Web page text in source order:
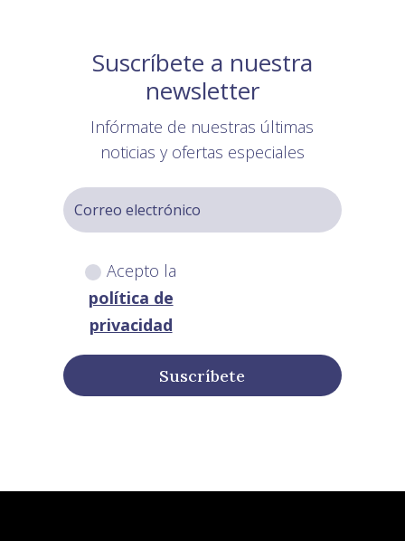
Suscríbete a nuestra
newsletter
Infórmate de nuestras últimas
noticias y ofertas especiales
Acepto la
política de
privacidad
Suscríbete